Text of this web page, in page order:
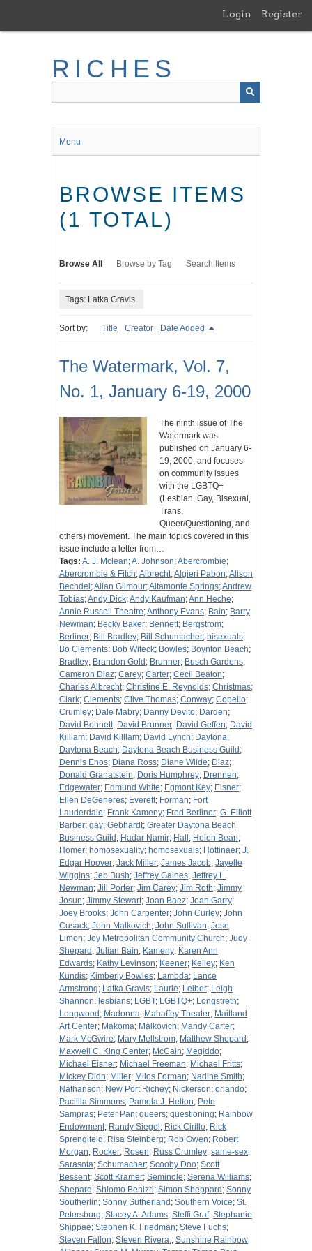
main
Login Register
RICHES
Menu
BROWSE ITEMS
(1 TOTAL)
Browse All Browse by Tag Search Items
Tags: Latka Gravis
Sort by: Title Creator Date Added
The Watermark, Vol. 7,
No. 1, January 6-19, 2000
The ninth issue of The
Watermark was
published on January 6-
19, 2000, and focuses
on community issues
with the LGBTQ+
(Lesbian, Gay, Bisexual,
Trans,
Queer/Questioning, and
others) movement. The main topics covered in this
issue include a letter from…
Tags: A. J. Mclean;A. Johnson;Abercrombie;
Abercrombie & Fitch;Albrecht;Algieri Pabon;Alison
Bechdel ;Allan Gilmour;Altamonte Springs;Andrew
Tobias;Andy Dick;Andy Kaufman;Ann Heche;
Annie Russell Theatre;Anthony Evans; Bain; Barry
Newman; Becky Baker; Bennett; Bergstrom;
Berliner; Bill Bradley; Bill Schumacher; bisexuals;
Bo Clements; Bob Witeck; Bowles; Boynton Beach;
Bradley; Brandon Gold ; Brunner; Busch Gardens;
Cameron Diaz; Carey; Carter; Cecil Beaton;
Charles Albrecht; Christine E. Reynolds; Christmas;
Clark; Clements; Clive Thomas; Conway; Copello;
Crumley; Dale Mabry; Danny Devito; Darden;
David Bohnett; David Brunner; David Geffen; David
Killiam; David Killlam; David Lynch; Daytona;
Daytona Beach; Daytona Beach Business Guild ;
Dennis Enos; Diana Ross; Diane Wilde; Diaz;
Donald Granatstein; Doris Humphrey; Drennen;
Edgewater; Edmund White; Egmont Key; Eisner;
Ellen DeGeneres; Everett; Forman; Fort
Lauderdale; Frank Kameny; Fred Berliner; G. Elliott
Barber; gay; Gebhardt; Greater Daytona Beach
Business Guild ; Hadar Namir; Hall ; Helen Bean;
Homer; homosexuality; homosexuals; Hottinaer; J.
Edgar Hoover; Jack Miller; James Jacob; Jayelle
Wiggins; Jeb Bush; Jeffrey Gaines; Jeffrey L.
Newman; Jill Porter; Jim Carey; Jim Roth; Jimmy
Josun; Jimmy Stewart; Joan Baez; Joan Garry;
Joey Brooks; John Carpenter; John Curley; John
Cusack; John Malkovich; John Sullivan; Jose
Limon; Joy Metropolitan Community Church; Judy
Shepard ; Julian Bain; Kameny; Karen Ann
Edwards; Kathy Levinson; Keener; Kelley; Ken
Kundis; Kimberly Bowles; Lambda; Lance
Armstrong; Latka Gravis; Laurie; Leiber; Leigh
Shannon; lesbians; LGBT; LGBTQ+; Longstreth;
Longwood ; Madonna; Mahaffey Theater; Maitland
Art Center; Makoma; Malkovich; Mandy Carter;
Mark McGwire; Mary Mellstrom; Matthew Shepard ;
Maxwell C. King Center; McCain; Megiddo;
Michael Eisner; Michael Freeman; Michael Fritts;
Mickey Didn; Miller; Milos Forman; Nadine Smith;
Nathanson; New Port Richey; Nickerson; orlando;
Pacillla Simmons; Pamela J. Helton; Pete
Sampras; Peter Pan; queers; questioning; Rainbow
Endowment; Randy Siegel ; Rick Cirillo; Rick
Sprengiteld ; Risa Steinberg; Rob Owen; Robert
Morgan; Rocker; Rosen; Russ Crumley; same-sex;
Sarasota; Schumacher; Scooby Doo; Scott
Bessent; Scott Kramer; Seminole; Serena Williams;
Shepard ; Shlomo Benizri; Simon Sheppard ; Sonny
Southerlin; Sonny Sutherland ; Southern Voice; St.
Petersburg; Stacey A. Adams; Steffi Graf; Stephanie
Shippae; Stephen K. Friedman; Steve Fuchs;
Steven Fallon; Steven Rivera.; Sunshine Rainbow